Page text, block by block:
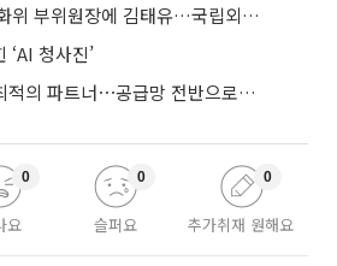
이 대통령, 규제합리화위 부위원장에 김태유…국립외교원장 김흥규
‘AI 청사진’
이 대통령 “아르헨, 최적의 파트너⋯공급망 전반으로 확대”
요
0
슬퍼요
0
추가취재 원해요
0